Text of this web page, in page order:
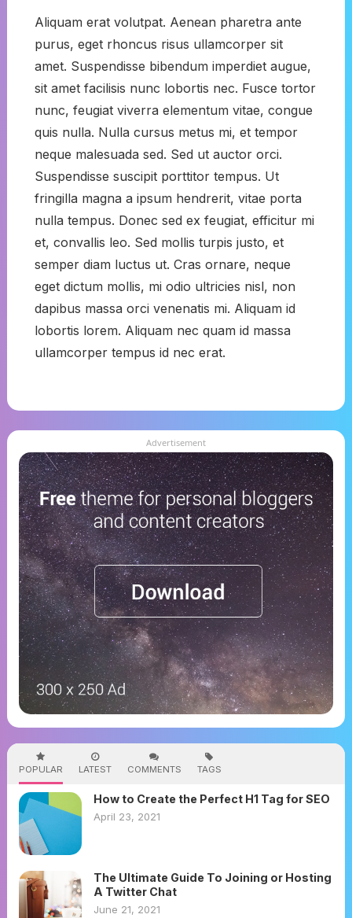
Aliquam erat volutpat. Aenean pharetra ante
purus, eget rhoncus risus ullamcorper sit
amet. Suspendisse bibendum imperdiet augue,
sit amet facilisis nunc lobortis nec. Fusce tortor
nunc, feugiat viverra elementum vitae, congue
quis nulla. Nulla cursus metus mi, et tempor
neque malesuada sed. Sed ut auctor orci.
Suspendisse suscipit porttitor tempus. Ut
fringilla magna a ipsum hendrerit, vitae porta
nulla tempus. Donec sed ex feugiat, efficitur mi
et, convallis leo. Sed mollis turpis justo, et
semper diam luctus ut. Cras ornare, neque
eget dictum mollis, mi odio ultricies nisl, non
dapibus massa orci venenatis mi. Aliquam id
lobortis lorem. Aliquam nec quam id massa
ullamcorper tempus id nec erat.
Advertisement
POPULAR LATEST COMMENTS TAGS
How to Create the Perfect H1 Tag for SEO
April 23, 2021
The Ultimate Guide To Joining or Hosting
A Twitter Chat
June 21, 2021